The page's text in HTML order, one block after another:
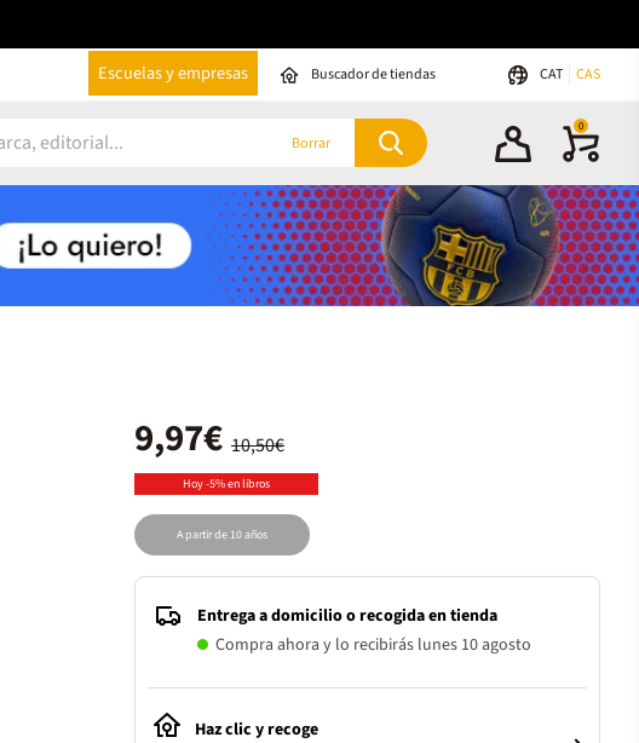
Escuelas y empresas Buscador de tiendas CAT CAS
Borrar
0
10,50€
9,97€
Hoy -5% en libros
A partir de 10 años
Entrega a domicilio o recogida en tienda
Compra ahora y lo recibirás lunes 10 agosto
Haz clic y recoge